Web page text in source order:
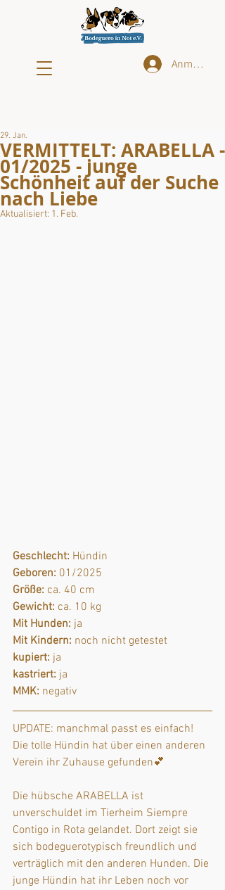
Anmelden
VERMITTELT: ARABELLA -
01/2025 - junge
Schönheit auf der Suche
nach Liebe
29. Jan.
Aktualisiert: 1. Feb.
Geschlecht: Hündin
Geboren: 01/2025
Größe: ca. 40 cm
Gewicht: ca. 10 kg
Mit Hunden: ja
Mit Kindern: noch nicht getestet
kupiert: ja
kastriert: ja
MMK: negativ
UPDATE: manchmal passt es einfach!
Die tolle Hündin hat über einen anderen
Verein ihr Zuhause gefunden💕
Die hübsche ARABELLA ist
unverschuldet im Tierheim Siempre
Contigo in Rota gelandet. Dort zeigt sie
sich bodeguerotypisch freundlich und
verträglich mit den anderen Hunden. Die
junge Hündin hat ihr Leben noch vor